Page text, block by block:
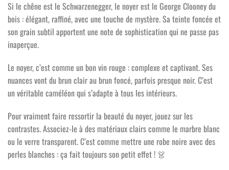
Si le chêne est le Schwarzenegger, le noyer est le George Clooney du
bois : élégant, raffiné, avec une touche de mystère. Sa teinte foncée et
son grain subtil apportent une note de sophistication qui ne passe pas
inaperçue.
Le noyer, c’est comme un bon vin rouge : complexe et captivant. Ses
nuances vont du brun clair au brun foncé, parfois presque noir. C’est
un véritable caméléon qui s’adapte à tous les intérieurs.
Pour vraiment faire ressortir la beauté du noyer, jouez sur les
contrastes. Associez-le à des matériaux clairs comme le marbre blanc
ou le verre transparent. C’est comme mettre une robe noire avec des
perles blanches : ça fait toujours son petit effet ! 👗